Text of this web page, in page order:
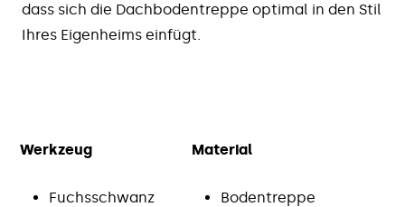
dass sich die Dachbodentreppe optimal in den Stil
Ihres Eigenheims einfügt.
Werkzeug
Fuchsschwanz
Material
Bodentreppe